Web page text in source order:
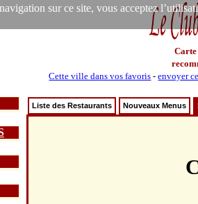
sur ce site, vous acceptez
Carte
Cette ville dans vos favoris -envoyer
Liste des Restaurants Nouveaux Menus